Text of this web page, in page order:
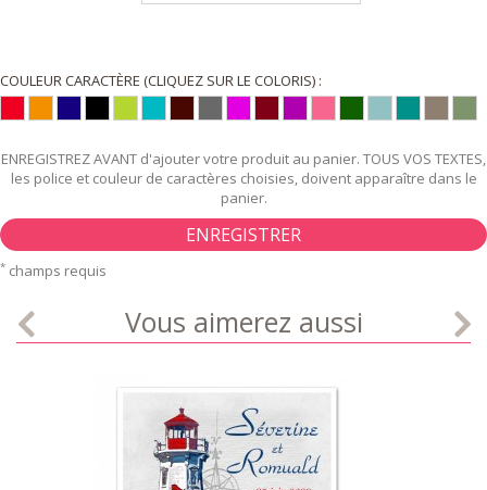
COULEUR CARACTÈRE (CLIQUEZ SUR LE COLORIS) :
ENREGISTREZ AVANT d'ajouter votre produit au panier. TOUS VOS TEXTES,
les police et couleur de caractères choisies, doivent apparaître dans le
panier.
ENREGISTRER
* champs requis
Vous aimerez aussi